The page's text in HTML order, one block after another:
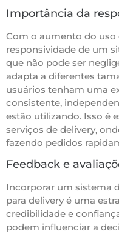
Importância da
Com o aumento do uso
responsividade de um
que não pode ser
adapta a diferentes
usuários tenham uma
consistente,
estão utilizando. Isso é
serviços de delivery,
fazendo pedidos
Feedback e
Incorporar um sistema
para delivery é uma
credibilidade e
podem influenciar a